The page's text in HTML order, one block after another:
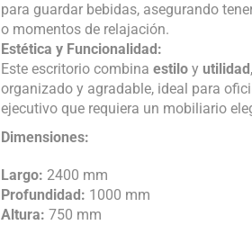
para guardar bebidas, asegurando
o momentos de relajación.
Estética y Funcionalidad:
Este escritorio combina estilo y utilidad
organizado y agradable, ideal para
ejecutivo que requiera un mobiliario
Dimensiones:
Largo: 2400 mm
Profundidad: 1000 mm
Altura: 750 mm